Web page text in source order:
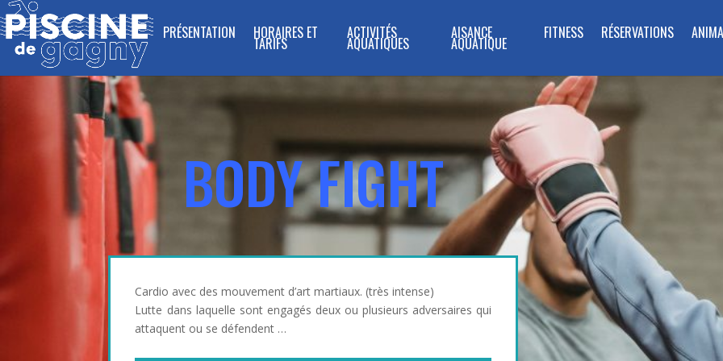
PRÉSENTATION HORAIRES ET
TARIFS
ACTIVITÉS
AQUATIQUES
AISANCE
AQUATIQUE
FITNESS RÉSERVATIONS
BODY FIGHT
Cardio avec des mouvement d’art martiaux. (très intense)
Lutte dans laquelle sont engagés deux ou plusieurs adversaires qui
attaquent ou se défendent …